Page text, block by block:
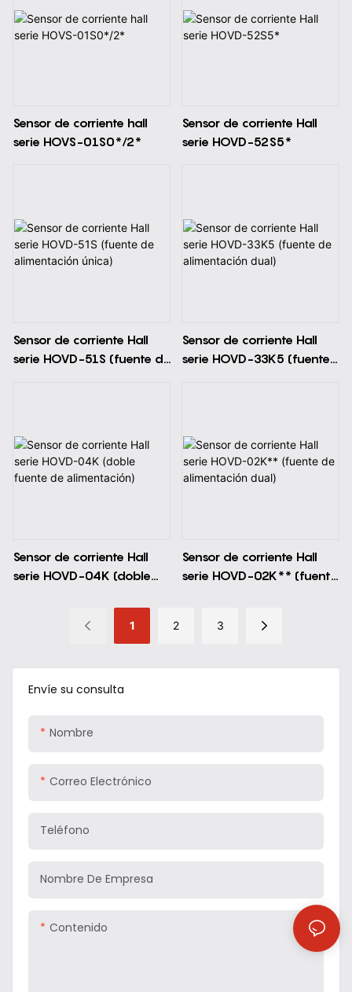
Envíe su consulta
Nombre
Correo Electrónico
Teléfono
Nombre De Empresa
Contenido
Sensor de corriente hall
serie HOVS-01S0*/2*
Sensor de corriente Hall
serie HOVD-52S5*
Sensor de corriente Hall
serie HOVD-51S (fuente de
Sensor de corriente Hall
serie HOVD-33K5 (fuente
Sensor de corriente Hall
serie HOVD-04K (doble
Sensor de corriente Hall
serie HOVD-02K** (fuente
1 2 3